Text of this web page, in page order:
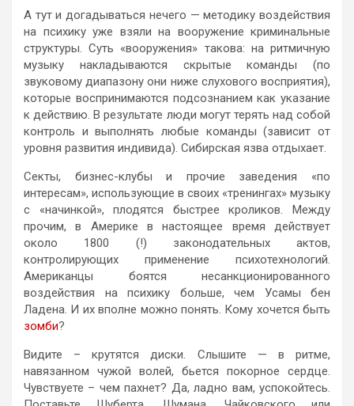
А тут и догадываться нечего — методику воздействия
на психику уже взяли на вооружение криминальные
структуры. Суть «вооружения» такова: на ритмичную
музыку накладываются скрытые команды (по
звуковому диапазону они ниже слухового восприятия),
которые воспринимаются подсознанием как указание
к действию. В результате люди могут терять над собой
контроль и выполнять любые команды (зависит от
уровня развития индивида). Сибирская язва отдыхает.
Секты, бизнес-клубы и прочие заведения «по
интересам», использующие в своих «тренингах» музыку
с «начинкой», плодятся быстрее кроликов. Между
прочим, в Америке в настоящее время действует
около 1800 (!) законодательных актов,
контролирующих применение психотехнологий.
Американцы боятся несанкционированного
воздействия на психику больше, чем Усамы бен
Ладена. И их вполне можно понять. Кому хочется быть
зомби?
Видите – крутятся диски. Слышите — в ритме,
навязанном чужой волей, бьется покорное сердце.
Чувствуете – чем пахнет? Да, ладно вам, успокойтесь.